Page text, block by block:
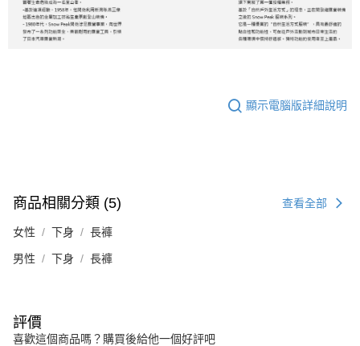
顯示電腦版詳細說明
商品相關分類 (5) 查看全部
女性 下身 長褲
男性 下身 長褲
評價
喜歡這個商品嗎？購買後給他一個好評吧